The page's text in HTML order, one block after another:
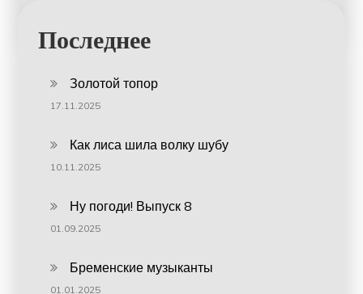
Последнее
Золотой топор
17.11.2025
Как лиса шила волку шубу
10.11.2025
Ну погоди! Выпуск 8
01.09.2025
Бременские музыканты
01.01.2025